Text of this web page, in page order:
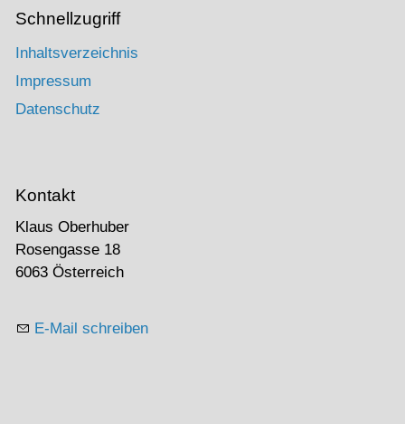
Schnellzugriff
Inhaltsverzeichnis
Impressum
Datenschutz
Kontakt
Klaus Oberhuber
Rosengasse 18
6063 Österreich
E-Mail schreiben